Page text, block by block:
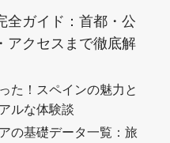
全ガイド：首都・公
アクセスまで徹底解
た！スペインの魅力と
ルな体験談
の基礎データ一覧：旅